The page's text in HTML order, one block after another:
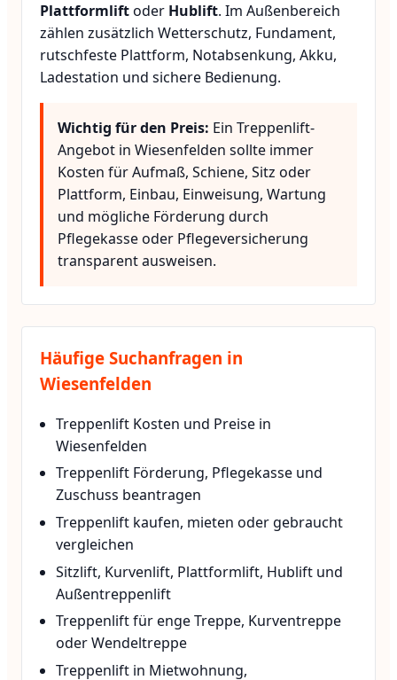
Plattformliftoder Hublift. Im Außenbereich
zählen zusätzlich Wetterschutz, Fundament,
rutschfeste Plattform, Notabsenkung, Akku,
Ladestation und sichere Bedienung.
Wichtig für den Preis: Ein Treppenlift-
Angebot in Wiesenfelden sollte immer
Kosten für Aufmaß, Schiene, Sitz oder
Plattform, Einbau, Einweisung, Wartung
und mögliche Förderung durch
Pflegekasse oder Pflegeversicherung
transparent ausweisen.
Häufige Suchanfragen in
Wiesenfelden
Treppenlift Kosten und Preise in
Wiesenfelden
Treppenlift Förderung, Pflegekasse und
Zuschuss beantragen
Treppenlift kaufen, mieten oder gebraucht
vergleichen
Sitzlift, Kurvenlift, Plattformlift, Hublift und
Außentreppenlift
Treppenlift für enge Treppe, Kurventreppe
oder Wendeltreppe
Treppenlift in Mietwohnung,